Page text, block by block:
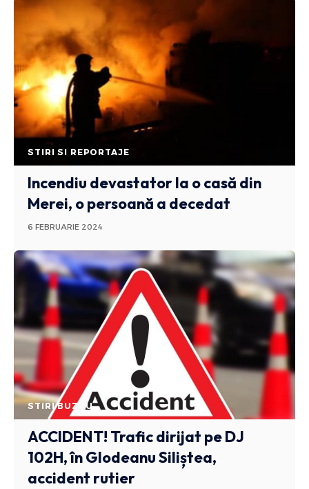
STIRI SI REPORTAJE
Incendiu devastator la o casă din
Merei, o persoană a decedat
6 FEBRUARIE 2024
STIRI BUZAU
ACCIDENT! Trafic dirijat pe DJ
102H, în Glodeanu Siliștea,
accident rutier